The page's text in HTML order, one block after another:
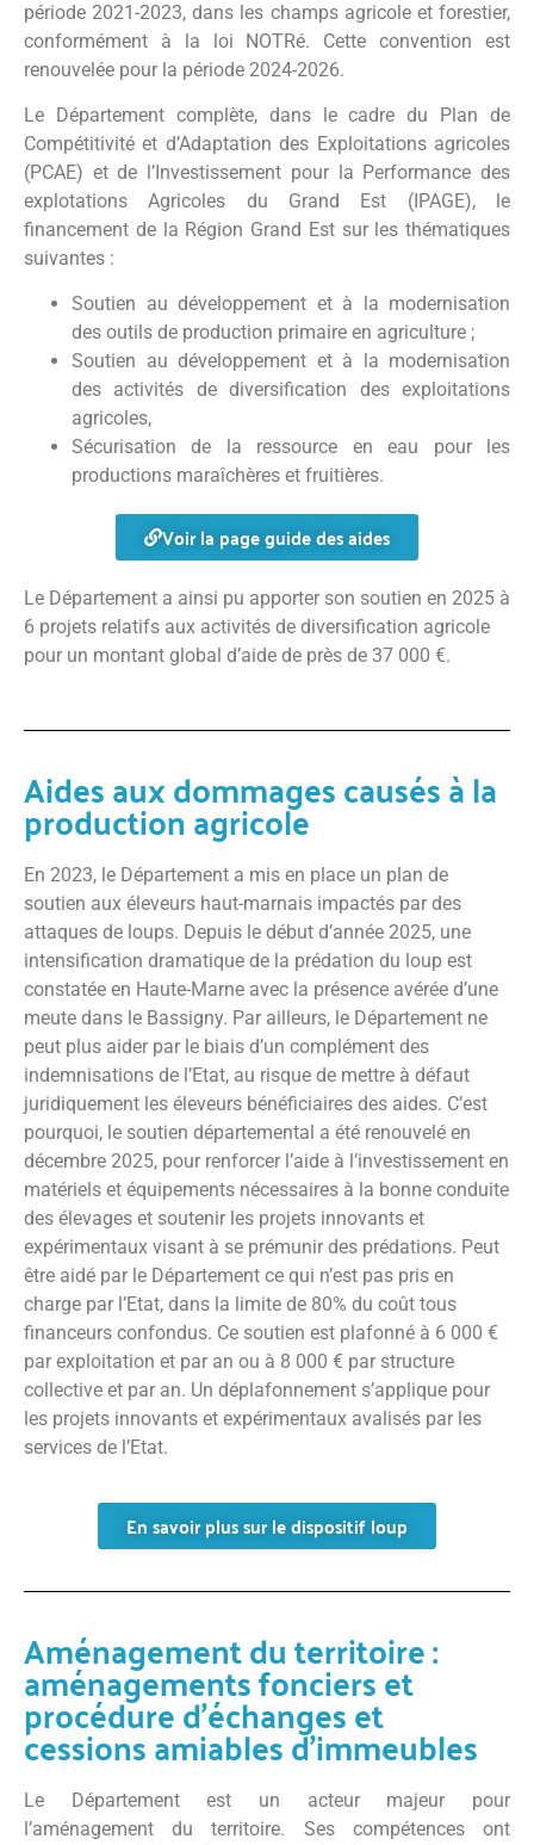
période 2021-2023, dans les champs agricole et forestier,
conformément à la loi NOTRé. Cette convention est
renouvelée pour la période 2024-2026.
Le Département complète, dans le cadre du Plan de
Compétitivité et d’Adaptation des Exploitations agricoles
(PCAE) et de l’Investissement pour la Performance des
explotations Agricoles du Grand Est (IPAGE), le
financement de la Région Grand Est sur les thématiques
suivantes :
Soutien au développement et à la modernisation
des outils de production primaire en agriculture ;
Soutien au développement et à la modernisation
des activités de diversification des exploitations
agricoles,
Sécurisation de la ressource en eau pour les
productions maraîchères et fruitières.
Voir la page guide des aides
Le Département a ainsi pu apporter son soutien en 2025 à
6 projets relatifs aux activités de diversification agricole
pour un montant global d’aide de près de 37 000 €.
Aides aux dommages causés à la
production agricole
En 2023, le Département a mis en place un plan de
soutien aux éleveurs haut-marnais impactés par des
attaques de loups. Depuis le début d’année 2025, une
intensification dramatique de la prédation du loup est
constatée en Haute-Marne avec la présence avérée d’une
meute dans le Bassigny. Par ailleurs, le Département ne
peut plus aider par le biais d’un complément des
indemnisations de l’Etat, au risque de mettre à défaut
juridiquement les éleveurs bénéficiaires des aides. C’est
pourquoi, le soutien départemental a été renouvelé en
décembre 2025, pour renforcer l’aide à l’investissement en
matériels et équipements nécessaires à la bonne conduite
des élevages et soutenir les projets innovants et
expérimentaux visant à se prémunir des prédations. Peut
être aidé par le Département ce qui n’est pas pris en
charge par l’Etat, dans la limite de 80% du coût tous
financeurs confondus. Ce soutien est plafonné à 6 000 €
par exploitation et par an ou à 8 000 € par structure
collective et par an. Un déplafonnement s’applique pour
les projets innovants et expérimentaux avalisés par les
services de l’Etat.
En savoir plus sur le dispositif loup
Aménagement du territoire :
aménagements fonciers et
procédure d’échanges et
cessions amiables d’immeubles
Le Département est un acteur majeur pour
l’aménagement du territoire. Ses compétences ont